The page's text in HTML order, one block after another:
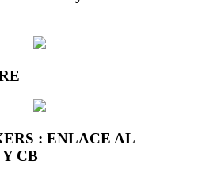
: ENLACE AL
CB